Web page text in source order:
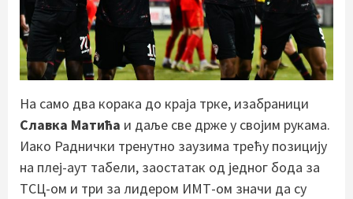
На само два корака до краја трке, изабраници
Славка Матића и даље све држе у својим рукама.
Иако Раднички тренутно заузима трећу позицију
на плеј-аут табели, заостатак од једног бода за
ТСЦ-ом и три за лидером ИМТ-ом значи да су